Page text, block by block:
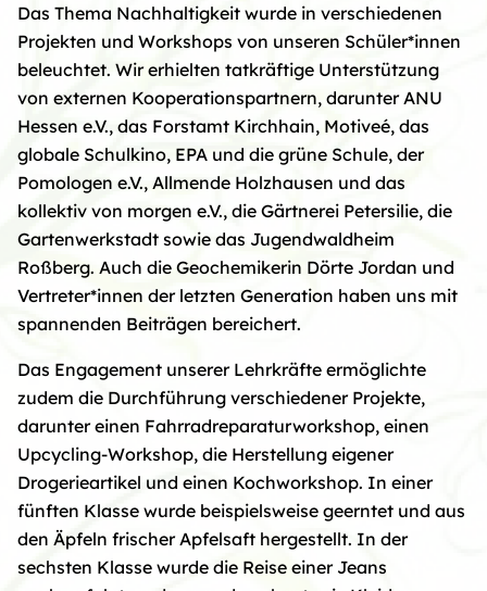
Das Thema Nachhaltigkeit wurde in verschiedenen
Projekten und Workshops von unseren Schüler*innen
beleuchtet. Wir erhielten tatkräftige Unterstützung
von externen Kooperationspartnern, darunter ANU
Hessen e.V., das Forstamt Kirchhain, Motiveé, das
globale Schulkino, EPA und die grüne Schule, der
Pomologen e.V., Allmende Holzhausen und das
kollektiv von morgen e.V., die Gärtnerei Petersilie, die
Gartenwerkstadt sowie das Jugendwaldheim
Roßberg. Auch die Geochemikerin Dörte Jordan und
Vertreter*innen der letzten Generation haben uns mit
spannenden Beiträgen bereichert.
Das Engagement unserer Lehrkräfte ermöglichte
zudem die Durchführung verschiedener Projekte,
darunter einen Fahrradreparaturworkshop, einen
Upcycling-Workshop, die Herstellung eigener
Drogerieartikel und einen Kochworkshop. In einer
fünften Klasse wurde beispielsweise geerntet und aus
den Äpfeln frischer Apfelsaft hergestellt. In der
sechsten Klasse wurde die Reise einer Jeans